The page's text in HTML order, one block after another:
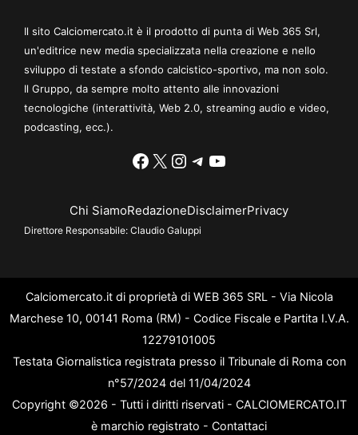
Il sito Calciomercato.it è il prodotto di punta di Web 365 Srl,
un'editrice new media specializzata nella creazione e nello
sviluppo di testate a sfondo calcistico-sportivo, ma non solo.
Il Gruppo, da sempre molto attento alle innovazioni
tecnologiche (interattività, Web 2.0, streaming audio e video,
podcasting, ecc.).
Facebook
X Instagram
Telegram
YouTube
Chi SiamoRedazioneDisclaimerPrivacy
Direttore Responsabile: Claudio Galuppi
Calciomercato.it di proprietà di WEB 365 SRL - Via Nicola
Marchese 10, 00141 Roma (RM) - Codice Fiscale e Partita I.V.A.
12279101005
Testata Giornalistica registrata presso il Tribunale di Roma con
n°57/2024 del 11/04/2024
Copyright ©2026 - Tutti i diritti riservati - CALCIOMERCATO.IT
è marchio registrato - Contattaci